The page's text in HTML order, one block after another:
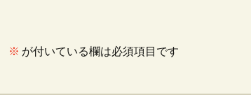
※ が付いている欄は必須項目です